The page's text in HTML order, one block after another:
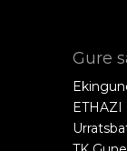
Gure
ETHAZI